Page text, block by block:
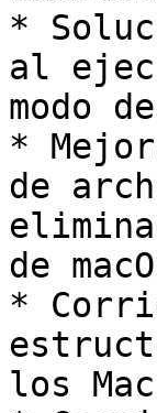
*
al
modo
*
de
de
*
los